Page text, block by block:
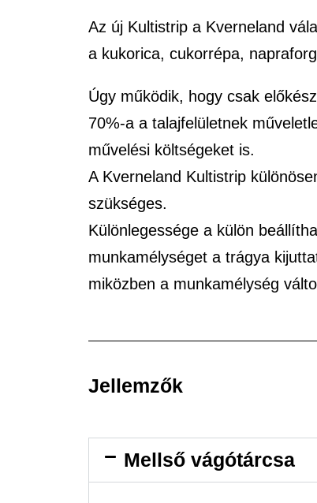
Az új Kultistrip a Kverneland
a kukorica, cukorrépa,
Úgy működik, hogy csak
70%-a a talajfelületnek
művelési költségeket is.
A Kverneland Kultistrip
szükséges.
Különlegessége a külön
munkamélységet a trágya
miközben a munkamélység
Jellemzők
Mellső vágótárcsa